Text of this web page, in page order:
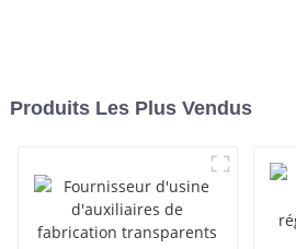
Produits Les Plus Vendus